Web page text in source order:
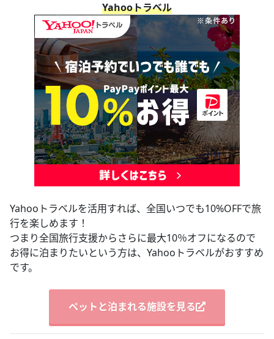
Yahooトラベル
Yahooトラベルを活用すれば、全国いつでも10%OFFで旅
行を楽しめます！
つまり全国旅行支援からさらに最大10％オフになるので
お得に泊まりたいという方は、Yahooトラベルがおすすめ
です。
ペットと泊まれる施設を見る